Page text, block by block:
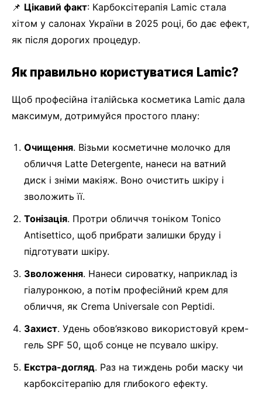
📌 Цікавий факт: Карбоксітерапія Lamic стала
хітом у салонах України в 2025 році, бо дає ефект,
як після дорогих процедур.
Як правильно користуватися Lamic?
Щоб професійна італійська косметика Lamic дала
максимум, дотримуйся простого плану:
Очищення. Візьми косметичне молочко для
обличчя Latte Detergente, нанеси на ватний
диск і зніми макіяж. Воно очистить шкіру і
зволожить її.
Тонізація. Протри обличчя тоніком Tonico
Antisettico, щоб прибрати залишки бруду і
підготувати шкіру.
Зволоження. Нанеси сироватку, наприклад із
гіалуронкою, а потім професійний крем для
обличчя, як Crema Universale con Peptidi.
Захист. Удень обов’язково використовуй крем-
гель SPF 50, щоб сонце не псувало шкіру.
Екстра-догляд. Раз на тиждень роби маску чи
карбоксітерапію для глибокого ефекту.